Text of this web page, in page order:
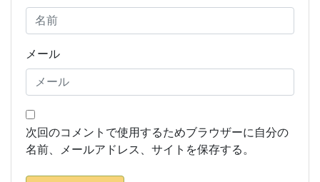
メール
次回のコメントで使用するためブラウザーに自分の
名前、メールアドレス、サイトを保存する。